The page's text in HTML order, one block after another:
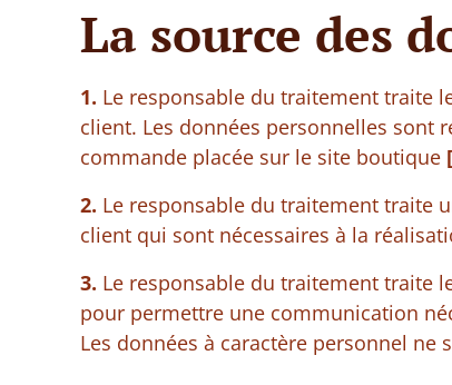
La source des
1. Le responsable du traitement traite
client. Les données personnelles sont
commande placée sur le site boutique
2. Le responsable du traitement traite
client qui sont nécessaires à la
3. Le responsable du traitement traite
pour permettre une communication
Les données à caractère personnel